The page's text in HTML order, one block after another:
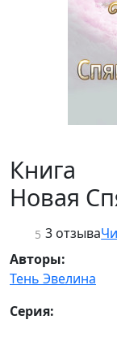
Книга
Новая
5 3 отзыва
Авторы:
Тень Эвелина
Серия: